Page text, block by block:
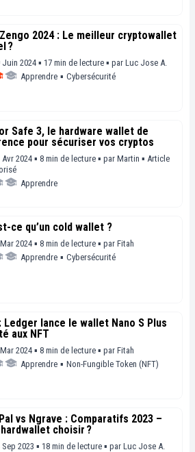
2024 : Le meilleur cryptowallet
?
2024 ▪ 17 min de lecture ▪ par Luc Jose A.
Apprendre ▪ Cybersécurité
Safe 3, le hardware wallet de
pour sécuriser vos cryptos
2024 ▪ 8 min de lecture ▪ par Martin ▪ Article
Apprendre
ce qu’un cold wallet ?
2024 ▪ 8 min de lecture ▪ par Fitah
Apprendre ▪ Cybersécurité
Ledger lance le wallet Nano S Plus
aux NFT
2024 ▪ 8 min de lecture ▪ par Fitah
Apprendre ▪ Non-Fungible Token (NFT)
vs Ngrave : Comparatifs 2023 –
choisir ?
2023 ▪ 18 min de lecture ▪ par Luc Jose A.